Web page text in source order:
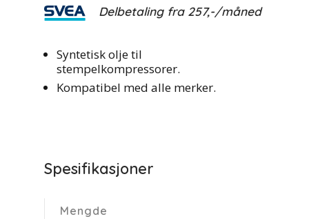
Delbetaling fra 257,-/måned
Syntetisk olje til
stempelkompressorer.
Kompatibel med alle merker.
Spesifikasjoner
Mengde